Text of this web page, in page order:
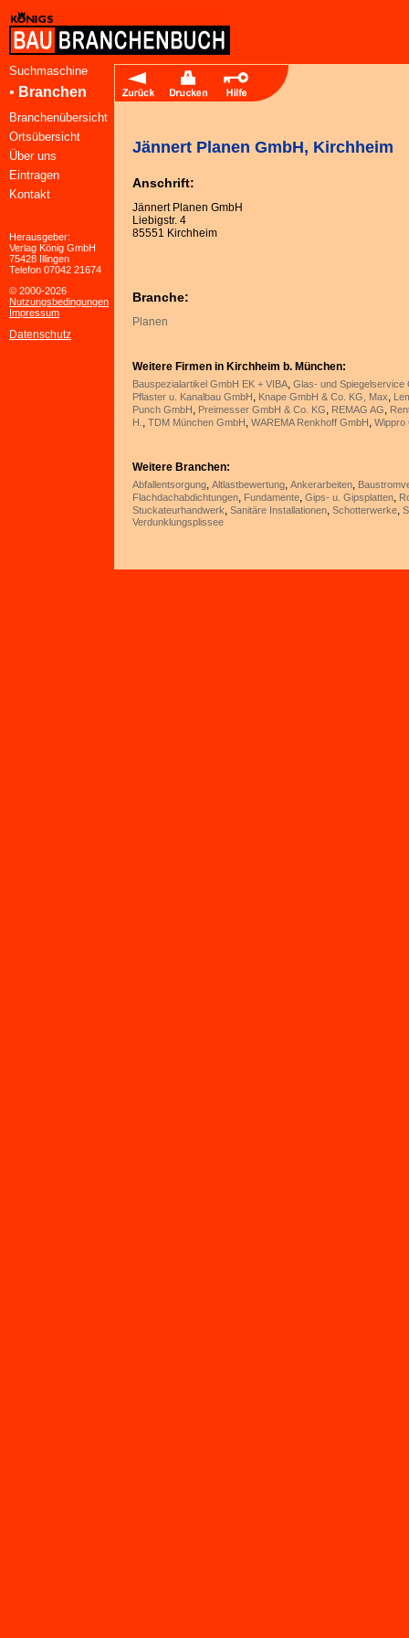
Suchmaschine
• Branchen
Branchenübersicht
Ortsübersicht
Über uns
Eintragen
Kontakt
Herausgeber:
Verlag König GmbH
75428 Illingen
Telefon 07042 21674
© 2000-2026
Nutzungsbedingungen
Impressum
Datenschutz
Jännert Planen GmbH, Kirchheim
Anschrift:
Jännert Planen GmbH
Liebigstr. 4
85551 Kirchheim
Branche:
Planen
Weitere Firmen in Kirchheim b. München:
Bauspezialartikel GmbH EK + VIBA, Glas- und Spiegelservice
Pflaster u. Kanalbau GmbH, Knape GmbH & Co. KG, Max,
Punch GmbH, Preimesser GmbH & Co. KG, REMAG AG,
H. , TDM München GmbH, WAREMA Renkhoff GmbH, Wippro
Weitere Branchen:
Abfallentsorgung, Altlastbewertung, Ankerarbeiten,
Flachdachabdichtungen, Fundamente, Gips- u. Gipsplatten,
Stuckateurhandwerk, Sanitäre Installationen, Schotterwerke,
Verdunklungsplissee